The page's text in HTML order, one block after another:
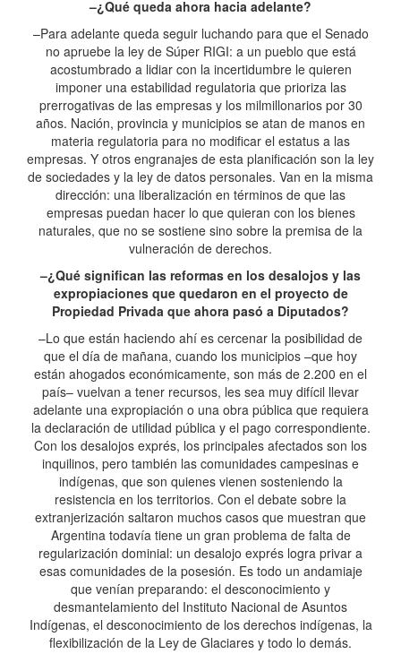
–¿Qué queda ahora hacia adelante?
–Para adelante queda seguir luchando para que el Senado
no apruebe la ley de Súper RIGI: a un pueblo que está
acostumbrado a lidiar con la incertidumbre le quieren
imponer una estabilidad regulatoria que prioriza las
prerrogativas de las empresas y los milmillonarios por 30
años. Nación, provincia y municipios se atan de manos en
materia regulatoria para no modificar el estatus a las
empresas. Y otros engranajes de esta planificación son la ley
de sociedades y la ley de datos personales. Van en la misma
dirección: una liberalización en términos de que las
empresas puedan hacer lo que quieran con los bienes
naturales, que no se sostiene sino sobre la premisa de la
vulneración de derechos.
–¿Qué significan las reformas en los desalojos y las
expropiaciones que quedaron en el proyecto de
Propiedad Privada que ahora pasó a Diputados?
–Lo que están haciendo ahí es cercenar la posibilidad de
que el día de mañana, cuando los municipios –que hoy
están ahogados económicamente, son más de 2.200 en el
país– vuelvan a tener recursos, les sea muy difícil llevar
adelante una expropiación o una obra pública que requiera
la declaración de utilidad pública y el pago correspondiente.
Con los desalojos exprés, los principales afectados son los
inquilinos, pero también las comunidades campesinas e
indígenas, que son quienes vienen sosteniendo la
resistencia en los territorios. Con el debate sobre la
extranjerización saltaron muchos casos que muestran que
Argentina todavía tiene un gran problema de falta de
regularización dominial: un desalojo exprés logra privar a
esas comunidades de la posesión. Es todo un andamiaje
que venían preparando: el desconocimiento y
desmantelamiento del Instituto Nacional de Asuntos
Indígenas, el desconocimiento de los derechos indígenas, la
flexibilización de la Ley de Glaciares y todo lo demás.